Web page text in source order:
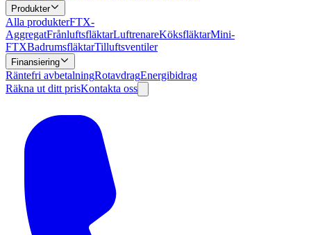
Produkter
Alla produkterFTX-
AggregatFrånluftsfläktarLuftrenareKöksfläktarMini-
FTXBadrumsfläktarTilluftsventiler
Finansiering
Räntefri avbetalningRotavdragEnergibidrag
Räkna ut ditt prisKontakta oss